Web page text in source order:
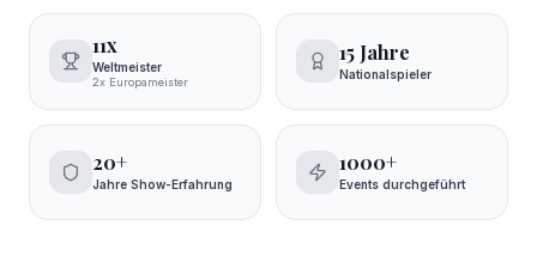
11x
Weltmeister
2x Europameister
15 Jahre
Nationalspieler
20+
Jahre Show-Erfahrung
1000+
Events durchgeführt